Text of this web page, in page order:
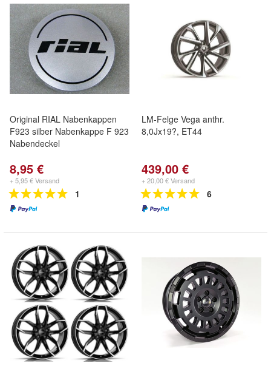
Original RIAL Nabenkappen
F923 silber Nabenkappe F 923
Nabendeckel
8,95 €
+ 5,95 € Versand
1
LM-Felge Vega anthr.
8,0Jx19?, ET44
439,00 €
+ 20,00 € Versand
6